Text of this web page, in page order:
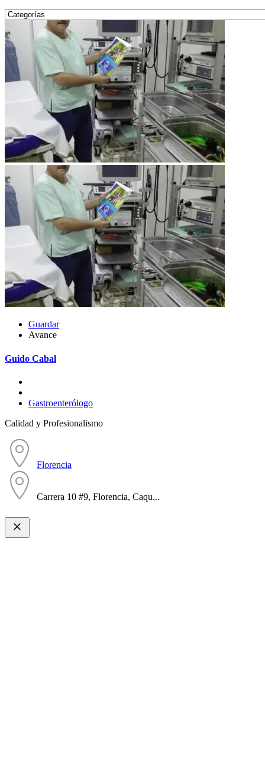
Guardar
Avance
Guido Cabal
Gastroenterólogo
Calidad y Profesionalismo
Florencia
Carrera 10 #9, Florencia, Caqu...